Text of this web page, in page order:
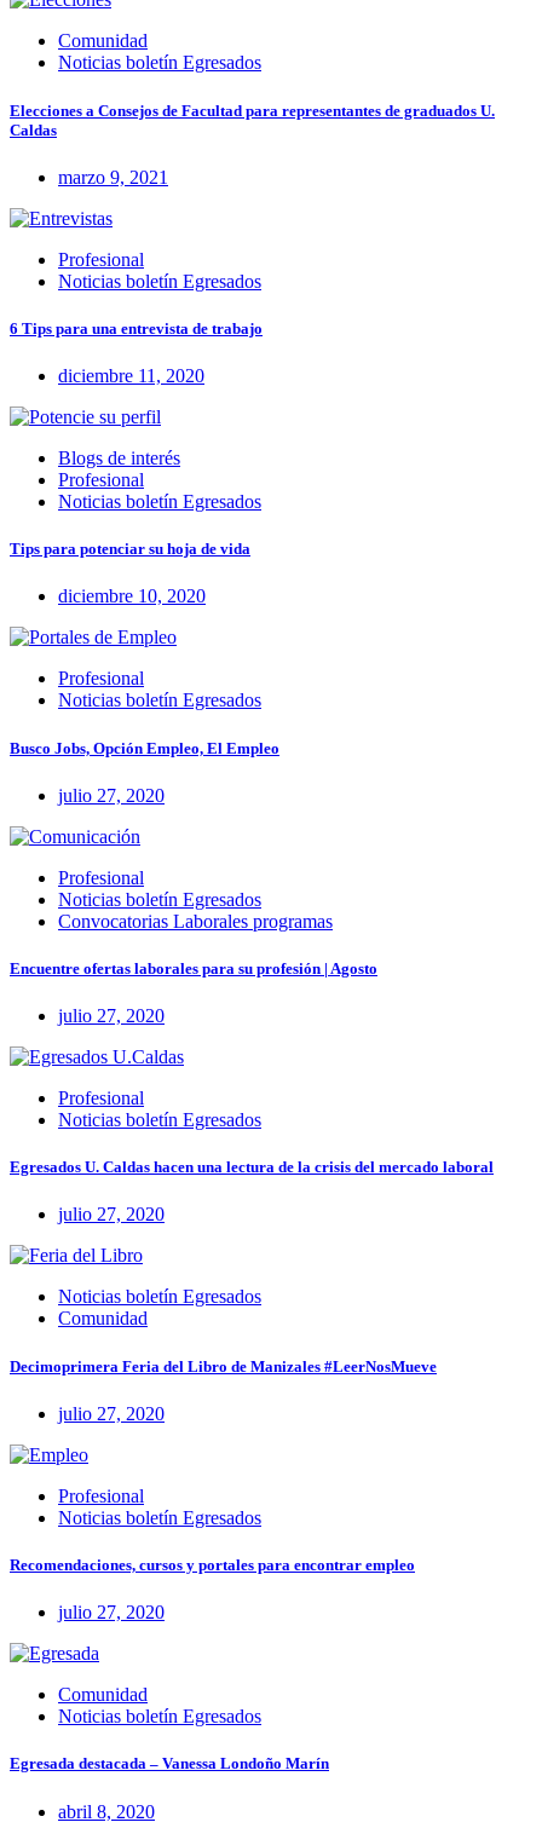
Comunidad
Noticias boletín Egresados
Elecciones a Consejos de Facultad para representantes de graduados U.
Caldas
marzo 9, 2021
Profesional
Noticias boletín Egresados
6 Tips para una entrevista de trabajo
diciembre 11, 2020
Blogs de interés
Profesional
Noticias boletín Egresados
Tips para potenciar su hoja de vida
diciembre 10, 2020
Profesional
Noticias boletín Egresados
Busco Jobs, Opción Empleo, El Empleo
julio 27, 2020
Profesional
Noticias boletín Egresados
Convocatorias Laborales programas
Encuentre ofertas laborales para su profesión | Agosto
julio 27, 2020
Profesional
Noticias boletín Egresados
Egresados U. Caldas hacen una lectura de la crisis del mercado laboral
julio 27, 2020
Noticias boletín Egresados
Comunidad
Decimoprimera Feria del Libro de Manizales #LeerNosMueve
julio 27, 2020
Profesional
Noticias boletín Egresados
Recomendaciones, cursos y portales para encontrar empleo
julio 27, 2020
Comunidad
Noticias boletín Egresados
Egresada destacada – Vanessa Londoño Marín
abril 8, 2020